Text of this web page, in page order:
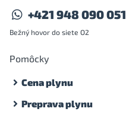
+421 948 090 051
Bežný hovor do siete O2
Pomôcky
Cena plynu
Preprava plynu